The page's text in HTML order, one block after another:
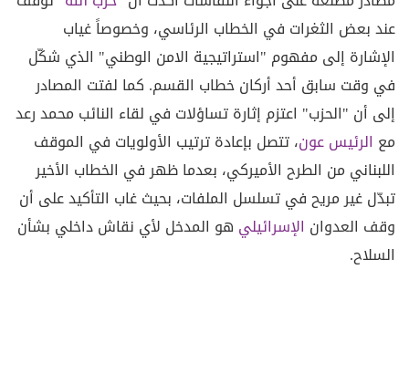
عند بعض الثغرات في الخطاب الرئاسي، وخصوصاً غياب
الإشارة إلى مفهوم "استراتيجية الامن الوطني" الذي شكّل
في وقت سابق أحد أركان خطاب القسم. كما لفتت المصادر
إلى أن "الحزب" اعتزم إثارة تساؤلات في لقاء النائب محمد رعد
مع الرئيس عون، تتصل بإعادة ترتيب الأولويات في الموقف
اللبناني من الطرح الأميركي، بعدما ظهر في الخطاب الأخير
تبدّل غير مريح في تسلسل الملفات، بحيث غاب التأكيد على أن
وقف العدوان الإسرائيلي هو المدخل لأي نقاش داخلي بشأن
السلاح.